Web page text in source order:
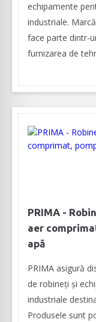
echipamente
industriale.
face parte dintr-
furnizarea de
PRIMA -
aer
apă
PRIMA asigură
de robineți și
industriale
Produsele sunt